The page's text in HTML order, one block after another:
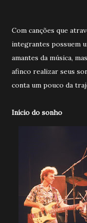
Com canções que
integrantes possuem
amantes da música,
afinco realizar seus
conta um pouco da
Início do sonho